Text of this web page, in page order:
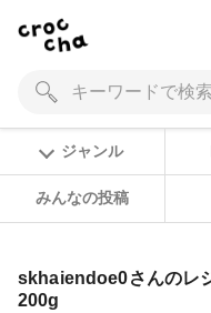
ジャンル
みんなの投稿
skhaiendoe0さんのレ
200g